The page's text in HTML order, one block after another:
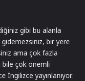
gibi bu alanla
bir yere
ama çok fazla
bile çok önemli
İngilizce yayınlanıyor.